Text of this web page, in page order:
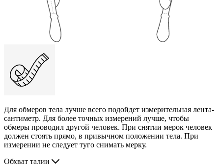
Для обмеров тела лучше всего подойдет измерительная лента-
сантиметр. Для более точных измерений лучше, чтобы
обмеры проводил другой человек. При снятии мерок человек
должен стоять прямо, в привычном положении тела. При
измерении не следует туго снимать мерку.
Обхват талии